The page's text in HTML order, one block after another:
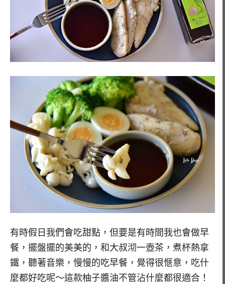
有時假日我們會吃甜點，但要是有時間我也會做早
餐，擺盤擺的美美的，和大叔沏一壺茶，煮杯熱拿
鐵，聽著音樂，慢慢的吃早餐，覺得很愜意，吃什
麼都好吃呢～這款柚子醬油不管沾什麼都很適合！